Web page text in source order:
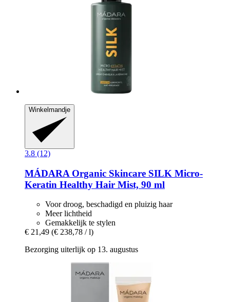
Winkelmandje
3.8 (12)
MÁDARA Organic Skincare SILK Micro-​
Keratin Healthy Hair Mist, 90 ml
Voor droog, beschadigd en pluizig haar
Meer lichtheid
Gemakkelijk te stylen
€ 21,49 (€ 238,78 / l)
Bezorging uiterlijk op 13. augustus